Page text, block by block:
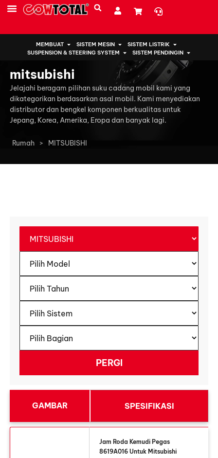
MEMBUAT SISTEM MESIN
SISTEM LISTRIK
SUSPENSION & STEERING SYSTEM
SISTEM PENDINGIN
mitsubishi
Jelajahi beragam pilihan suku cadang mobil kami yang
dikategorikan berdasarkan asal mobil. Kami menyediakan
distributor dan bengkel komponen berkualitas untuk
Jepang, Korea, Amerika, Eropa dan banyak lagi.
Rumah > MITSUBISHI
GAMBAR SPESIFIKASI
Jam Roda Kemudi Pegas
8619A016 Untuk Mitsubishi